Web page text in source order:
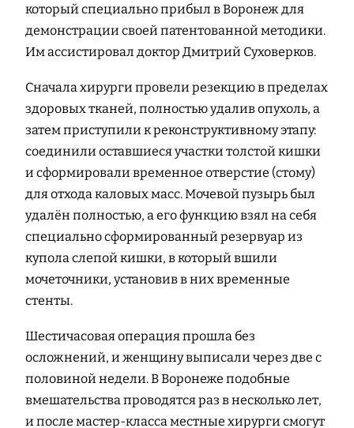
который специально прибыл в Воронеж для
демонстрации своей патентованной методики.
Им ассистировал доктор Дмитрий Суховерков.
Сначала хирурги провели резекцию в пределах
здоровых тканей, полностью удалив опухоль, а
затем приступили к реконструктивному этапу:
соединили оставшиеся участки толстой кишки
и сформировали временное отверстие (стому)
для отхода каловых масс. Мочевой пузырь был
удалён полностью, а его функцию взял на себя
специально сформированный резервуар из
купола слепой кишки, в который вшили
мочеточники, установив в них временные
стенты.
Шестичасовая операция прошла без
осложнений, и женщину выписали через две с
половиной недели. В Воронеже подобные
вмешательства проводятся раз в несколько лет,
и после мастер-класса местные хирурги смогут